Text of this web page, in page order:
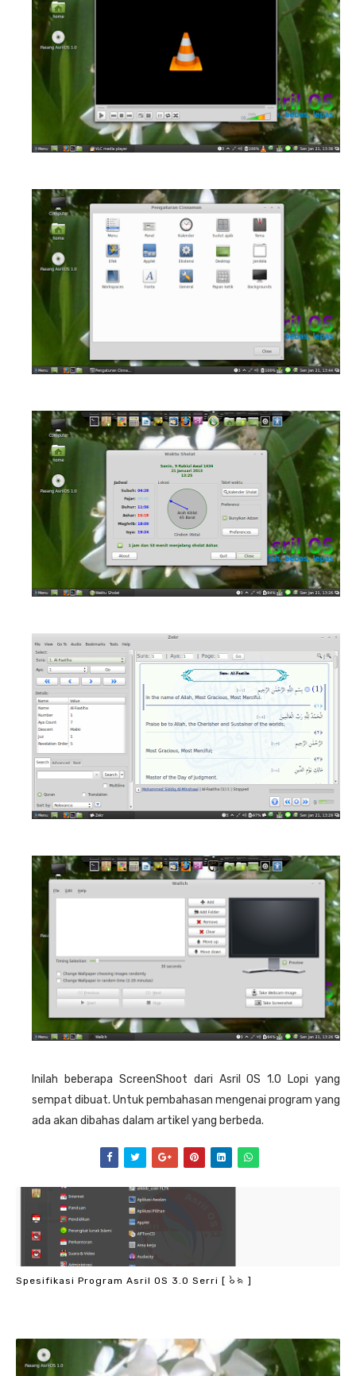
Inilah beberapa ScreenShoot dari Asril OS 1.0 Lopi yang
sempat dibuat. Untuk pembahasan mengenai program yang
ada akan dibahas dalam artikel yang berbeda.
Spesifikasi Program Asril OS 3.0 Serri [ ᨔᨛᨑᨗ ]